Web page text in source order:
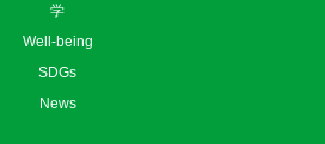
学
Well-being
SDGs
News